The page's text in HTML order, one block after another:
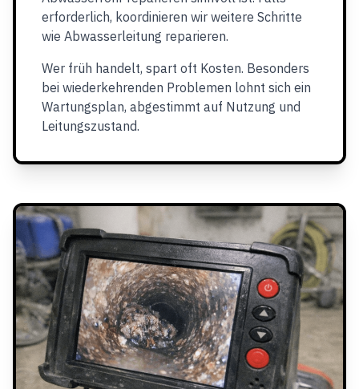
erforderlich, koordinieren wir weitere Schritte
wie Abwasserleitung reparieren.
Wer früh handelt, spart oft Kosten. Besonders
bei wiederkehrenden Problemen lohnt sich ein
Wartungsplan, abgestimmt auf Nutzung und
Leitungszustand.